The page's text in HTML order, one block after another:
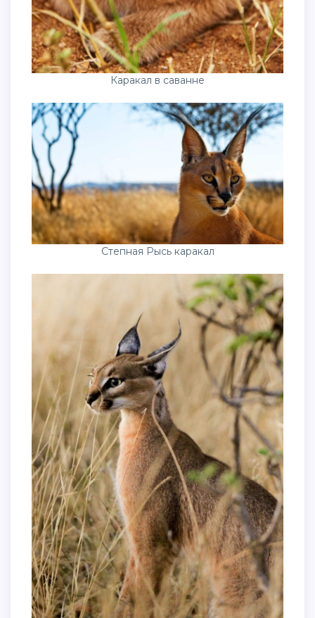
Каракал в саванне
Степная Рысь каракал